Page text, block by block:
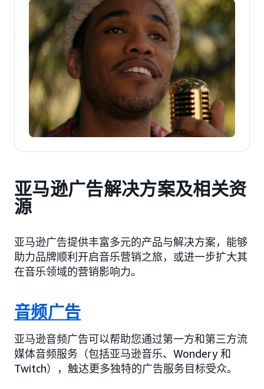
亚马逊广告解决方案及相关资
源
亚马逊广告提供丰富多元的产品与解决方案，能够
助力品牌顺利开启音乐营销之旅，或进一步扩大其
在音乐领域的营销影响力。
音频广告
亚马逊音频广告可以帮助您通过第一方和第三方流
媒体音频服务（包括亚马逊音乐、Wondery 和
Twitch），触达更多独特的广告服务目标受众。